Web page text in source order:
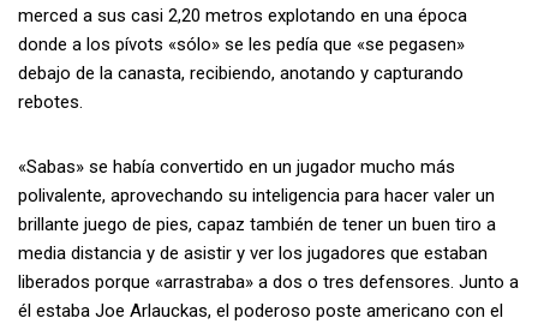
merced a sus casi 2,20 metros explotando en una época
donde a los pívots «sólo» se les pedía que «se pegasen»
debajo de la canasta, recibiendo, anotando y capturando
rebotes.
«Sabas» se había convertido en un jugador mucho más
polivalente, aprovechando su inteligencia para hacer valer un
brillante juego de pies, capaz también de tener un buen tiro a
media distancia y de asistir y ver los jugadores que estaban
liberados porque «arrastraba» a dos o tres defensores. Junto a
él estaba Joe Arlauckas, el poderoso poste americano con el